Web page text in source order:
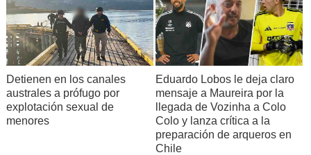
Detienen en los canales
australes a prófugo por
explotación sexual de
menores
Eduardo Lobos le deja claro
mensaje a Maureira por la
llegada de Vozinha a Colo
Colo y lanza crítica a la
preparación de arqueros en
Chile